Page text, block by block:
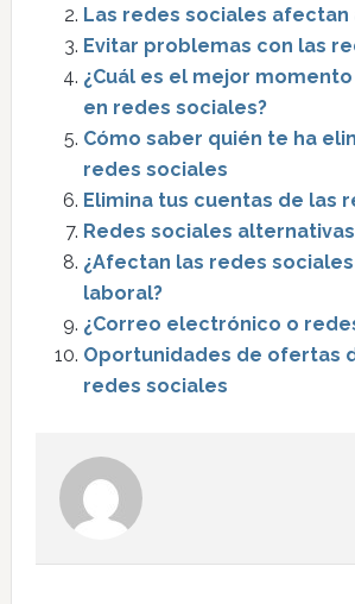
Las redes sociales afectan
Evitar problemas con las
¿Cuál es el mejor
en redes sociales?
Cómo saber quién te ha
redes sociales
Elimina tus cuentas de las
Redes sociales alternativas
¿Afectan las redes
laboral?
¿Correo electrónico o
Oportunidades de ofertas
redes sociales